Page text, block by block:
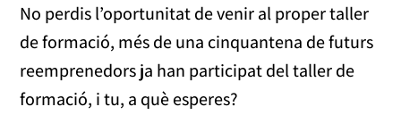
No perdis l’oportunitat de venir al proper taller
de formació, més de una cinquantena de futurs
reemprenedors ja han participat del taller de
formació, i tu, a què esperes?